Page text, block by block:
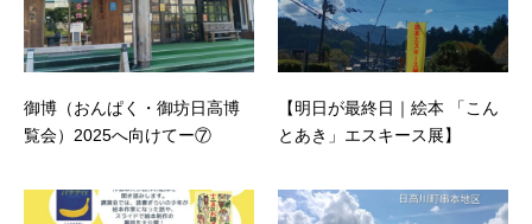
御博（おんぱく・御坊日高博
覧会）2025へ向けてー⑦
【明日が最終日｜絵本 「こん
とあき」エスキース展】